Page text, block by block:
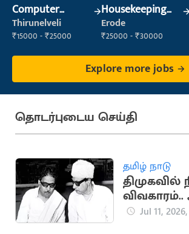
Computer
Operator
Thirunelveli
₹15000 - ₹25000
Housekeeping
Staff
(Housekeeping)
Erode
₹25000 - ₹30000
Explore more jobs
தொடர்புடைய செய்தி
தமிழ் நாடு
திமுகவில்
விவகாரம்..
உருவாக
Jul 11,